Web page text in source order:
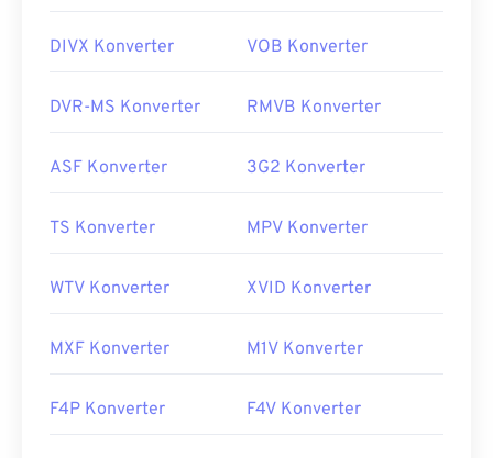
DIVX Konverter VOB Konverter
DVR-MS Konverter RMVB Konverter
ASF Konverter 3G2 Konverter
TS Konverter MPV Konverter
WTV Konverter XVID Konverter
MXF Konverter M1V Konverter
F4P Konverter F4V Konverter